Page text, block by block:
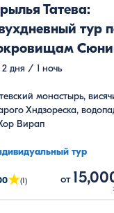
Татева:
тур
2 дня / 1 ночь
монастырь,
Хндзореска,
Вирап
тур
★(1) от